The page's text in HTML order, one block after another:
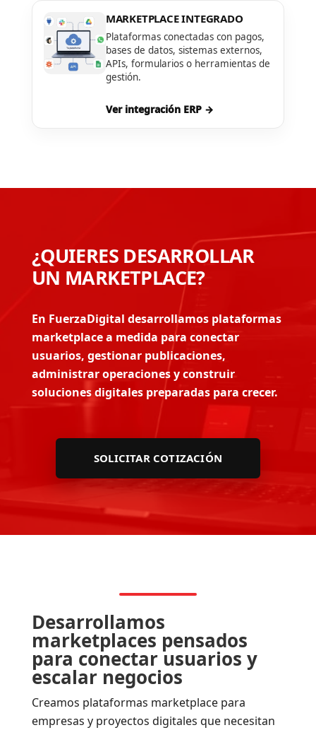
MARKETPLACE INTEGRADO
Plataformas conectadas con pagos,
bases de datos, sistemas externos,
APIs, formularios o herramientas de
gestión.
Ver integración ERP →
¿QUIERES DESARROLLAR
UN MARKETPLACE?
En FuerzaDigital desarrollamos plataformas
marketplace a medida para conectar
usuarios, gestionar publicaciones,
administrar operaciones y construir
soluciones digitales preparadas para crecer.
SOLICITAR COTIZACIÓN
Desarrollamos
marketplaces pensados
para conectar usuarios y
escalar negocios
Creamos plataformas marketplace para
empresas y proyectos digitales que necesitan